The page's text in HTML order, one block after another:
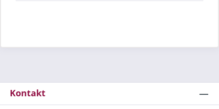
Kontakt